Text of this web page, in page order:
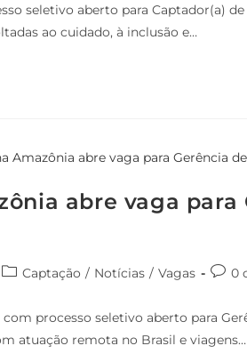
seletivo aberto para Captador(a) de
ao cuidado, à inclusão e…
abre vaga para
Captação / Notícias / Vagas 0
processo seletivo aberto para
atuação remota no Brasil e viagens…